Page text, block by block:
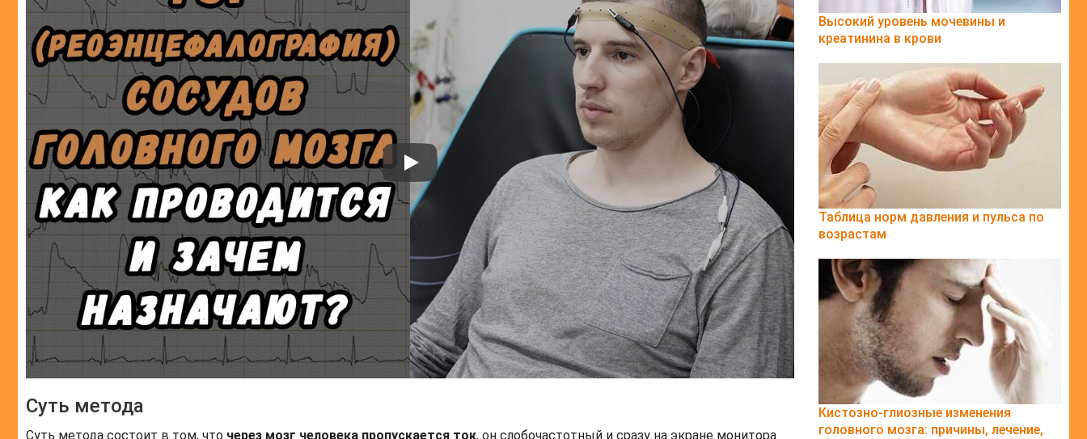
Суть метода
Суть метода состоит в том, что через мозг человека пропускается ток, он слобочастотный и сразу на экране монитора
Высокий уровень мочевины и
креатинина в крови
Таблица норм давления и пульса по
возрастам
Кистозно-глиозные изменения
головного мозга: причины, лечение,